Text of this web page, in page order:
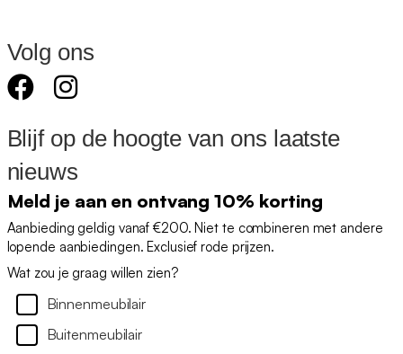
Volg ons
Blijf op de hoogte van ons laatste
nieuws
Meld je aan en ontvang 10% korting
Aanbieding geldig vanaf €200. Niet te combineren met andere
lopende aanbiedingen. Exclusief rode prijzen.
Wat zou je graag willen zien?
Binnenmeubilair
Buitenmeubilair